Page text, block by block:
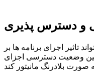
و دسترس پذیری
تاثیر اجرای برنامه ها بر
وضعیت دسترسی اجزای